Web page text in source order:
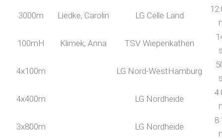
3000m Liedke, Carolin LG Celle Land
100mH Klimek, Anna TSV Wiepenkathen
4x100m LG Nord-WestHamburg
4x400m LG Nordheide
3x800m LG Nordheide